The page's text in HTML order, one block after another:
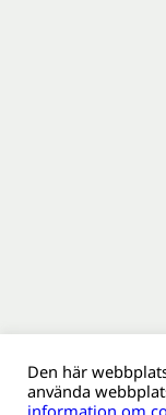
Den här
använda
information om